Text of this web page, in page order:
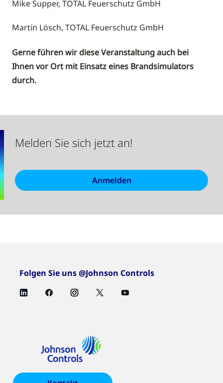
Mike Supper, TOTAL Feuerschutz GmbH
Martin Lösch, TOTAL Feuerschutz GmbH
Gerne führen wir diese Veranstaltung auch bei
Ihnen vor Ort mit Einsatz eines Brandsimulators
durch.
Melden Sie sich jetzt an!
Anmelden
Folgen Sie uns @Johnson Controls